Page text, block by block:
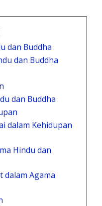
dan Buddha
dan Buddha
dan Buddha
dalam Kehidupan
Hindu dan
dalam Agama